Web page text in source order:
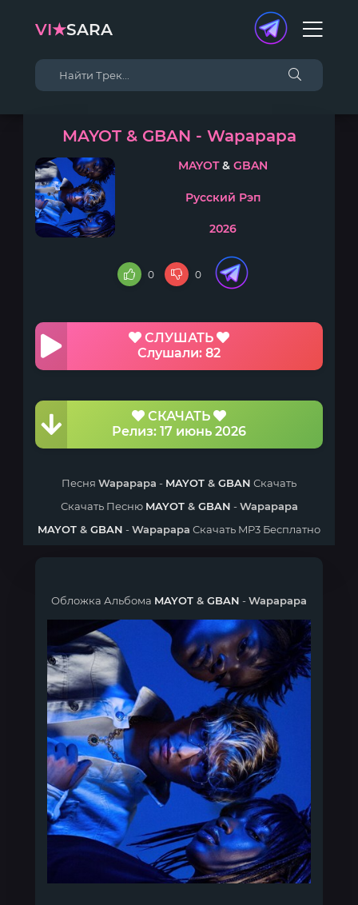
VI★SARA
MAYOT & GBAN - Wapapapa
MAYOT& GBAN
Русский Рэп
2026
0 0
СЛУШАТЬ
Слушали: 82
СКАЧАТЬ
Релиз: 17 июнь 2026
Песня Wapapapa - MAYOT & GBAN Скачать
Скачать Песню MAYOT& GBAN -Wapapapa
MAYOT & GBAN -Wapapapa Скачать MP3 Бесплатно
Обложка Альбома MAYOT & GBAN -Wapapapa